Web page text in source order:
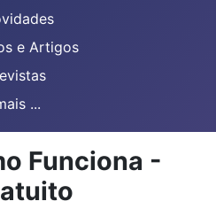
e Artigos
...
Funciona -